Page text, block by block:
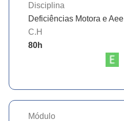
Disciplina
Deficiências Motora e Aee
C.H
80h
Módulo